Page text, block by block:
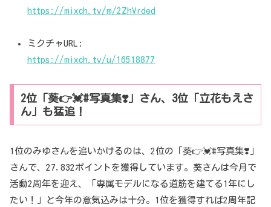
https://mixch.tv/m/2ZhVrded
ミクチャURL:
https://mixch.tv/u/16518877
2位「葵👉💓#写真集❣️」さん、3位「立花もえさ
ん」も猛追！
1位のみゆさんを追いかけるのは、2位の「葵👉💓#写真集❣️」
さんで、27,832ポイントを獲得しています。葵さんは今月で
活動2周年を迎え、「専属モデルになる道筋を建てる1年にし
たい！」と今年の意気込みは十分。1位を獲得すれば2周年記